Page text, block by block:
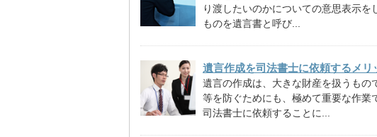
り渡したいのかについての意思表示
ものを遺言書と呼び...
遺言作成を司法書士に依頼するメリ
遺言の作成は、大きな財産を扱うも
等を防ぐためにも、極めて重要な作業
司法書士に依頼することに...